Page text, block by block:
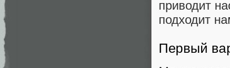
приводит
подходит
Первый